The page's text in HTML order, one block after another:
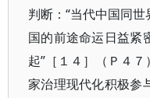
判断：“当代中国同
国的前途命运日益紧
起”［１４］（Ｐ４
家治理现代化积极参